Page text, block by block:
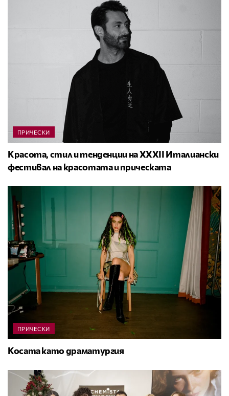
ПРИЧЕСКИ
Красота, стил и тенденции на XXXII Италиански
фестивал на красотата и прическата
ПРИЧЕСКИ
Косата като драматургия